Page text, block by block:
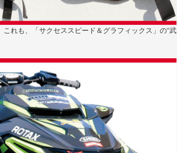
れも、「サクセススピード＆グラフィックス」の“武